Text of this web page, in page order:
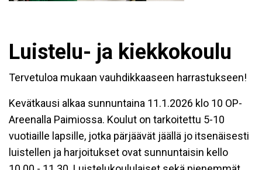
Luistelu- ja kiekkokoulu
Tervetuloa mukaan vauhdikkaaseen harrastukseen!
Kevätkausi alkaa sunnuntaina 11.1.2026 klo 10 OP-
Areenalla Paimiossa. Koulut on tarkoitettu 5-10
vuotiaille lapsille, jotka pärjäävät jäällä jo itsenäisesti
luistellen ja harjoitukset ovat sunnuntaisin kello